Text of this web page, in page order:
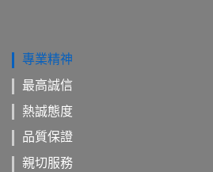
專業精神
最高誠信
熱誠態度
品質保證
親切服務